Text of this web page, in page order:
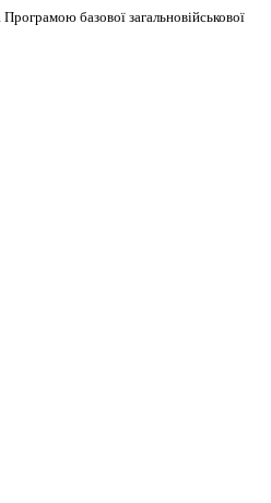
базової загальновійськової